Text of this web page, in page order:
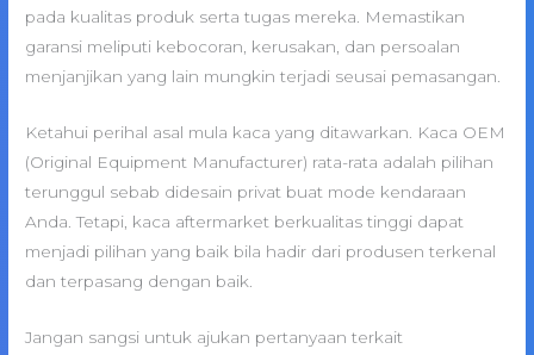
pada kualitas produk serta tugas mereka. Memastikan
garansi meliputi kebocoran, kerusakan, dan persoalan
menjanjikan yang lain mungkin terjadi seusai pemasangan.
Ketahui perihal asal mula kaca yang ditawarkan. Kaca OEM
(Original Equipment Manufacturer) rata-rata adalah pilihan
terunggul sebab didesain privat buat mode kendaraan
Anda. Tetapi, kaca aftermarket berkualitas tinggi dapat
menjadi pilihan yang baik bila hadir dari produsen terkenal
dan terpasang dengan baik.
Jangan sangsi untuk ajukan pertanyaan terkait